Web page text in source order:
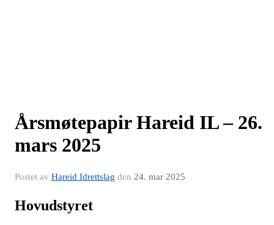
Årsmøtepapir Hareid IL – 26.
mars 2025
Postet av Hareid Idrettslag den 24. mar 2025
Hovudstyret